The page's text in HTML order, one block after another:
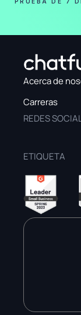
Acerca de
Carreras
REDES
ETIQUETA